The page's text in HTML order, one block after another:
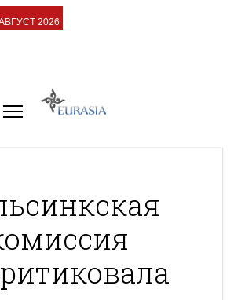
2026